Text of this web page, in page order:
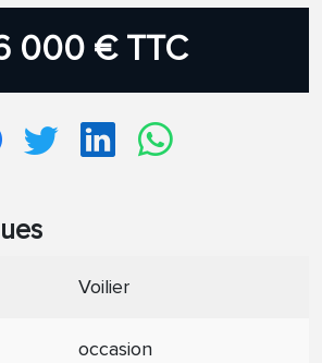
000 € TTC
Voilier
occasion